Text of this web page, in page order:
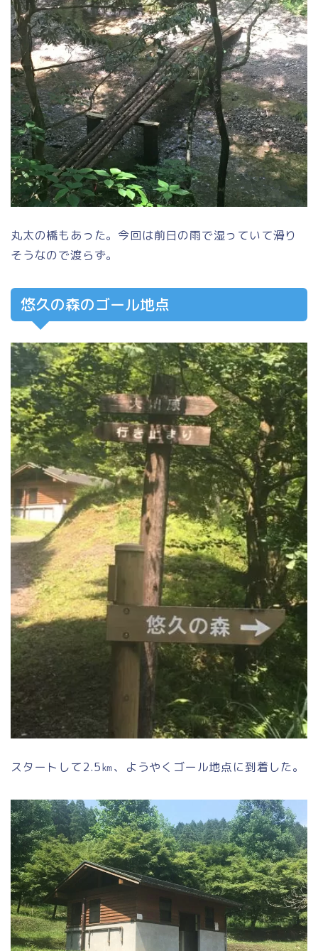
丸太の橋もあった。今回は前日の雨で湿っていて滑り
そうなので渡らず。
悠久の森のゴール地点
スタートして2.5㎞、ようやくゴール地点に到着した。